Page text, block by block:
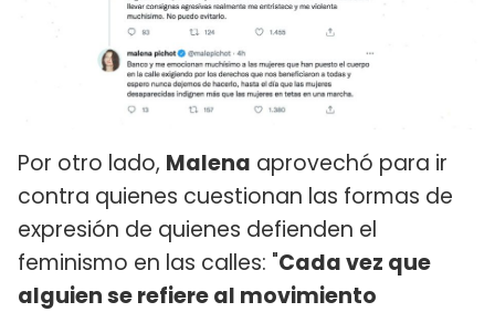
Por otro lado, Malena aprovechó para ir
contra quienes cuestionan las formas de
expresión de quienes defienden el
feminismo en las calles: "Cada vez que
alguien se refiere al movimiento